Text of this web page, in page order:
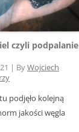
czyli podpalanie
| ByWojciech
podjęło kolejną
jakości węgla